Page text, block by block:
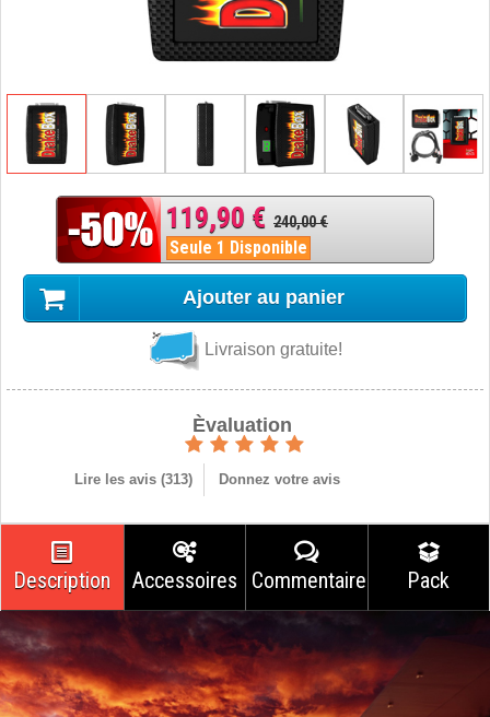
119,90 € 240,00 €
Seule 1 Disponible
Ajouter au panier
Livraison gratuite!
Èvaluation
Lire les avis (313) Donnez votre avis
Description Accessoires Commentaires Pack